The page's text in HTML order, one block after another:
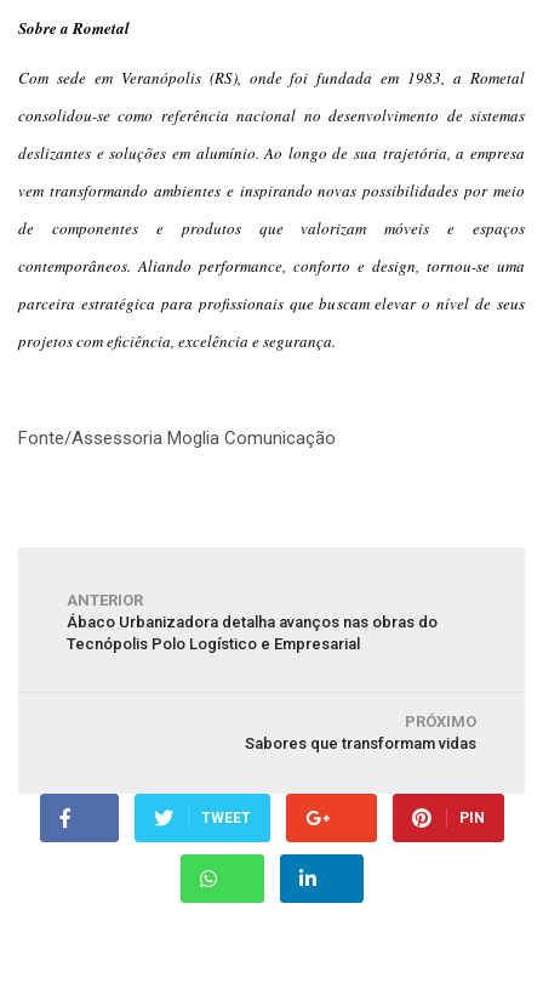
Sobre a Rometal
Com sede em Veranópolis (RS), onde foi fundada em 1983, a Rometal
consolidou-se como referência nacional no desenvolvimento de sistemas
deslizantes e soluções em alumínio. Ao longo de sua trajetória, a empresa
vem transformando ambientes e inspirando novas possibilidades por meio
de componentes e produtos que valorizam móveis e espaços
contemporâneos. Aliando performance, conforto e design, tornou-se uma
parceira estratégica para profissionais que buscam elevar o nível de seus
projetos com eficiência, excelência e segurança.
Fonte/Assessoria Moglia Comunicação
ANTERIOR
Ábaco Urbanizadora detalha avanços nas obras do
Tecnópolis Polo Logístico e Empresarial
PRÓXIMO
Sabores que transformam vidas
TWEET PIN